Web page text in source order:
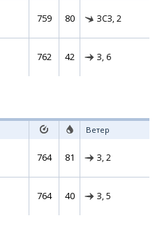
759 80 ЗСЗ, 2
762 42 З, 6
Ветер
764 81 З, 2
764 40 З, 5